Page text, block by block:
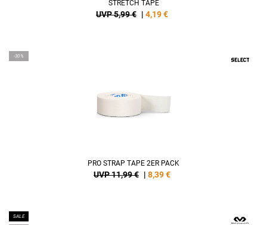
STRETCH TAPE
UVP 5,99 € | 4,19€
-30%
PRO STRAP TAPE 2ER PACK
UVP 11,99 € | 8,39€
SALE